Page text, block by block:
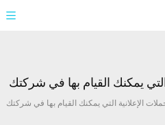
يمكنك القيام بها في شركتك
الإعلانية التي يمكنك القيام بها في شركتك